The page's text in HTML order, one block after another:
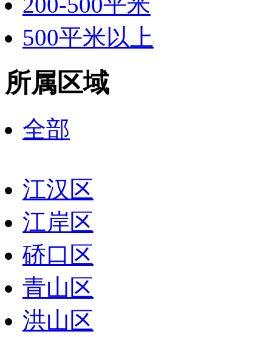
500平米以上
所属区域
全部
江汉区
江岸区
硚口区
青山区
洪山区